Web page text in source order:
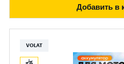
Добавить в
VOLAT